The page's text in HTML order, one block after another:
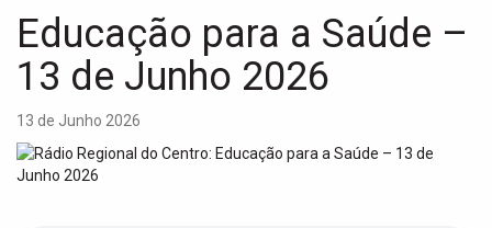
l
Educação para a Saúde –
13 de Junho 2026
13 de Junho 2026